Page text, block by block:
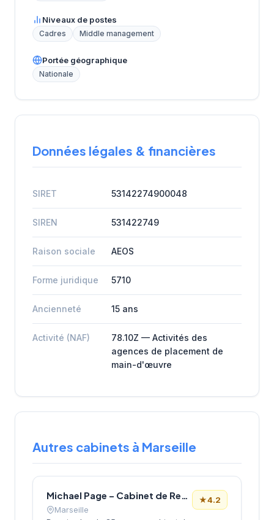
Niveaux de postes
Cadres Middle management
Portée géographique
Nationale
Données légales & financières
SIRET 53142274900048
SIREN 531422749
Raison sociale AEOS
Forme juridique 5710
Ancienneté 15 ans
Activité (NAF)
78.10Z — Activités des
agences de placement de
main-d'œuvre
Autres cabinets à Marseille
Michael Page – Cabinet de Recrutement Marseille
Marseille
★4.2